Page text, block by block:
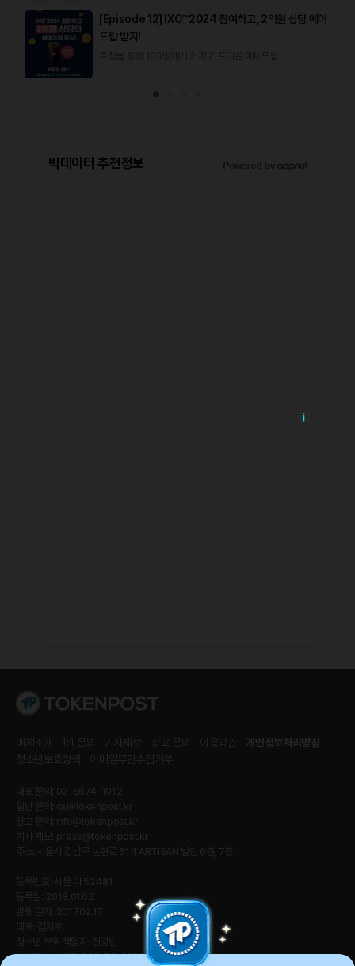
[Episode 12] IXO™2024 참여하고, 2억원 상당 에어
드랍 받자!
빅데이터 추천정보
매체소개 기사제보 광고 문의 이용약관
개인정보처리방침
청소년보호정책
이메일무단수집거부
대표 문의: 02-6674-1012
일반 문의: cs@tokenpost.kr
광고 문의:
info@tokenpost.kr
기사 제보: press@tokenpost.kr
주소: 서울시 강남구 논현로 614 ARTISAN 빌딩 6층, 7층
등록번호: 서울 아 52481
등록일: 2018.01.02
발행 일자: 2017.02.17
대표: 김지호
청소년 보호 책임자: 전영빈
사업자 등록번호: 232-88-00885